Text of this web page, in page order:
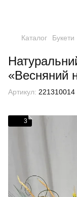
Каталог Букети
«Весняний
Артикул: 221310014
3